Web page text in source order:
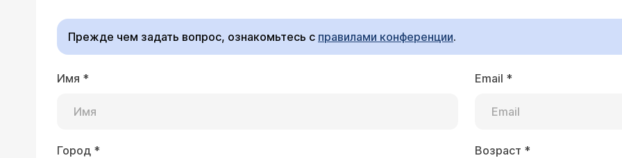
Здравствуйте! Подскажите пожалуйста, как быть. ТТГ 5. Все остальное в норме в том
особенно локти с трещинами, мёрзнут ноги. Была у частного эндокринолога
Прежде чем задать вопрос, ознакомьтесь с правилами конференции.
Имя * Email *
Город * Возраст *